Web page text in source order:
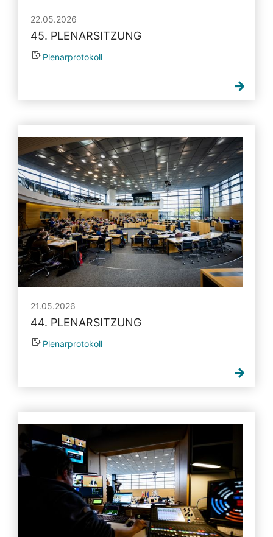
22.05.2026
45. PLENARSITZUNG
Plenarprotokoll
21.05.2026
44. PLENARSITZUNG
Plenarprotokoll